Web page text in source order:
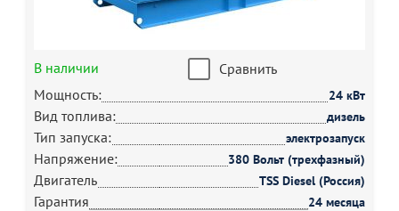
В наличии
Сравнить
Мощность:
24 кВт
Вид топлива: дизель
Тип запуска: электрозапуск
Напряжение: 380 Вольт (трехфазный)
Двигатель TSS Diesel (Россия)
Гарантия 24 месяца